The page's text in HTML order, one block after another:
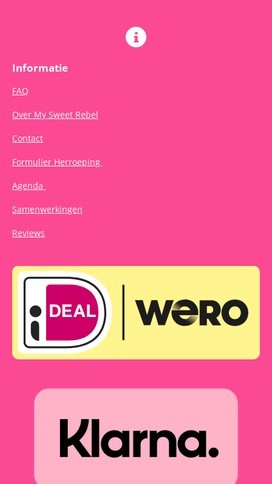
Informatie
FAQ
Over My Sweet Rebel
Contact
Formulier Herroeping
Agenda
Samenwerkingen
Reviews